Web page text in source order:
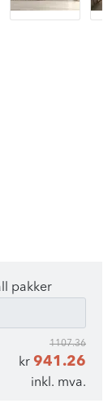
pakker
1107.36
kr 941.26
inkl. mva.